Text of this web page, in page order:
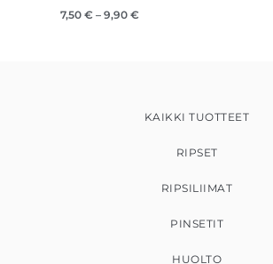
7,50 € – 9,90 €
KAIKKI TUOTTEET
RIPSET
RIPSILIIMAT
PINSETIT
HUOLTO